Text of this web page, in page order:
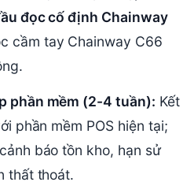
đọc cố định Chainway
cầm tay Chainway C66
phần mềm (2-4 tuần): Kết
phần mềm POS hiện tại;
báo tồn kho, hạn sử
thất thoát.